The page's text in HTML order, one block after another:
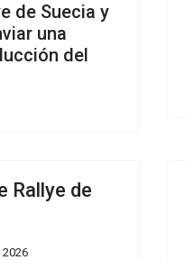
de Suecia y
una
del
Rallye de
2026